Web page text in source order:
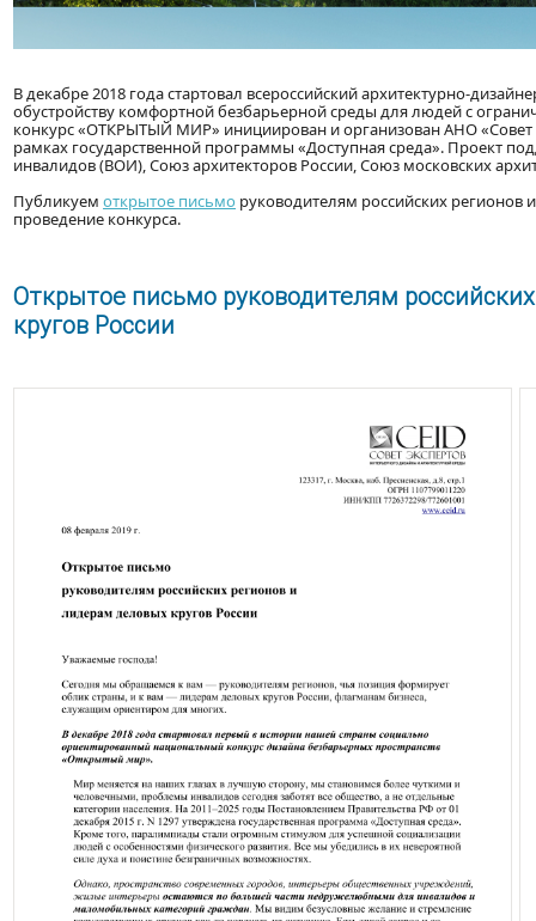
В декабре 2018 года стартовал всероссийский архитектурно-
обустройству комфортной безбарьерной среды для людей с
конкурс «ОТКРЫТЫЙ МИР» инициирован и организован АНО «Совет
рамках государственной программы «Доступная среда». Проект
инвалидов (ВОИ), Союз архитекторов России, Союз московских
Публикуем открытое письмо руководителям российских регионов
проведение конкурса.
Открытое письмо руководителям
кругов России